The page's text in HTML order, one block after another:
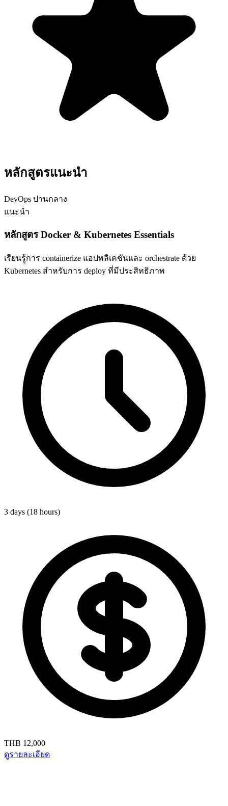
หลักสูตรแนะนำ
DevOps ปานกลาง
แนะนำ
หลักสูตร Docker & Kubernetes Essentials
เรียนรู้การ containerize แอปพลิเคชันและ orchestrate ด้วย
Kubernetes สำหรับการ deploy ที่มีประสิทธิภาพ
3 days (18 hours)
THB 12,000
ดูรายละเอียด